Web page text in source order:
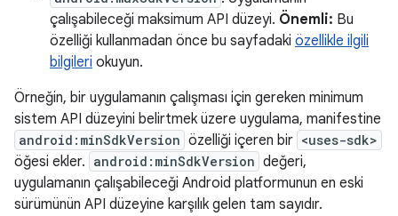
çalışabileceği maksimum API düzeyi. Önemli: Bu
özelliği kullanmadan önce bu sayfadaki özellikle ilgili
bilgileri okuyun.
Örneğin, bir uygulamanın çalışması için gereken minimum
sistem API düzeyini belirtmek üzere uygulama, manifestine
android:minSdkVersion özelliği içeren bir <uses-sdk>
öğesi ekler. android:minSdkVersion değeri,
uygulamanın çalışabileceği Android platformunun en eski
sürümünün API düzeyine karşılık gelen tam sayıdır.